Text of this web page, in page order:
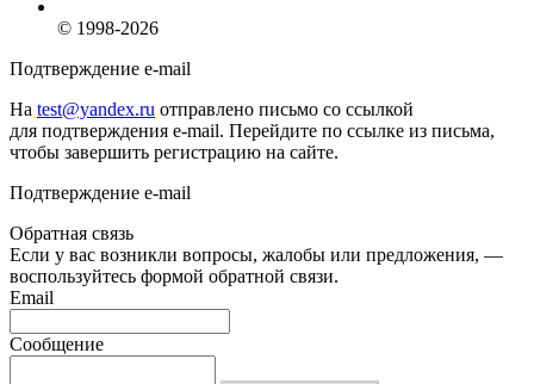
© 1998-2026
Подтверждение e-mail
На test@yandex.ru отправлено письмо со ссылкой
для подтверждения e-mail. Перейдите по ссылке из письма,
чтобы завершить регистрацию на сайте.
Подтверждение e-mail
Обратная связь
Если у вас возникли вопросы, жалобы или предложения, —
воспользуйтесь формой обратной связи.
Email
Сообщение